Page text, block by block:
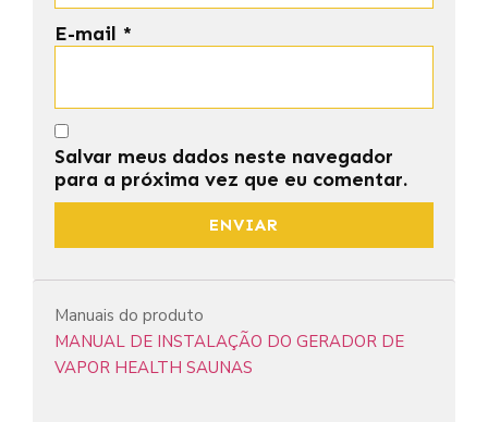
E-mail *
Salvar meus dados neste navegador
para a próxima vez que eu comentar.
Manuais do produto
MANUAL DE INSTALAÇÃO DO GERADOR DE
VAPOR HEALTH SAUNAS